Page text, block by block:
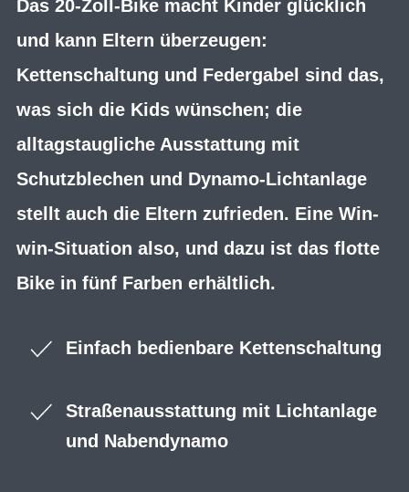
Das 20-Zoll-Bike macht Kinder glücklich
und kann Eltern überzeugen:
Kettenschaltung und Federgabel sind das,
was sich die Kids wünschen; die
alltagstaugliche Ausstattung mit
Schutzblechen und Dynamo-Lichtanlage
stellt auch die Eltern zufrieden. Eine Win-
win-Situation also, und dazu ist das flotte
Bike in fünf Farben erhältlich.
Einfach bedienbare Kettenschaltung
Straßenausstattung mit Lichtanlage
und Nabendynamo